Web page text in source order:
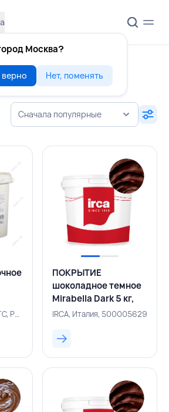
Москва?
Нет, поменять
Сначала популярные
ПРОФ-ИНГРИДИЕНТС, Россия, 230000193
ПОКРЫТИЕ
шоколадное темное
Mirabella Dark 5 кг,
IRCA, ИТАЛИЯ
IRCA, Италия, 500005629